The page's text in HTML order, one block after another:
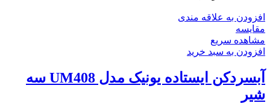
افزودن به علاقه مندی
مقایسه
مشاهده سریع
افزودن به سبد خرید
آبسردکن ایستاده یونیک مدل UM408 سه
شیر